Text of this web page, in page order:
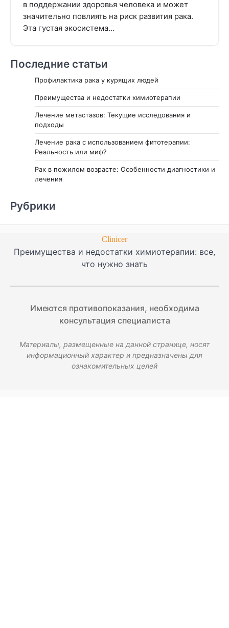
в поддержании здоровья человека и может
значительно повлиять на риск развития рака.
Эта густая экосистема…
Последние статьи
Профилактика рака у курящих людей
Преимущества и недостатки химиотерапии
Лечение метастазов: Текущие исследования и
подходы
Лечение рака с использованием фитотерапии:
Реальность или миф?
Рак в пожилом возрасте: Особенности диагностики и
лечения
Рубрики
Clinicer
Преимущества и недостатки химиотерапии: все,
что нужно знать
Имеются противопоказания, необходима
консультация специалиста
Материалы, размещенные на данной странице, носят
информационный характер и предназначены для
ознакомительных целей